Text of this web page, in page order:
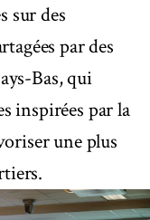
sur des
par des
Bas, qui
inspirées par la
une plus